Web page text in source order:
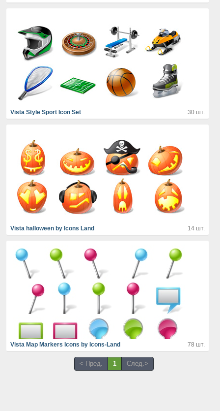
Vista Style Sport Icon Set 30 шт.
Vista halloween by Icons Land 14 шт.
Vista Map Markers Icons by Icons-Land 78 шт.
< Пред. 1 След.>